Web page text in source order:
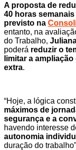
A proposta de
40 horas
previsto na
entanto, na
do Trabalho,
poderá reduzir o
limitar a
extra.
“Hoje, a lógica
máximos de
segurança e a
havendo interesse
autonomia
duração do